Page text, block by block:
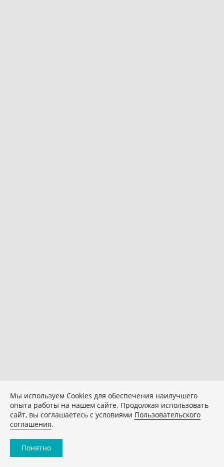
Мы используем Сookies для обеспечения наилучшего
опыта работы на нашем сайте. Продолжая использовать
сайт, вы соглашаетесь с условиями Пользовательского
соглашения.
Понятно